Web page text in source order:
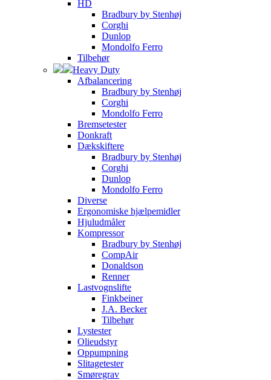
HD
Bradbury by Stenhøj
Corghi
Dunlop
Mondolfo Ferro
Tilbehør
Heavy Duty
Afbalancering
Bradbury by Stenhøj
Corghi
Mondolfo Ferro
Bremsetester
Donkraft
Dækskiftere
Bradbury by Stenhøj
Corghi
Dunlop
Mondolfo Ferro
Diverse
Ergonomiske hjælpemidler
Hjuludmåler
Kompressor
Bradbury by Stenhøj
CompAir
Donaldson
Renner
Lastvognslifte
Finkbeiner
J.A. Becker
Tilbehør
Lystester
Olieudstyr
Oppumpning
Slitagetester
Smøregrav